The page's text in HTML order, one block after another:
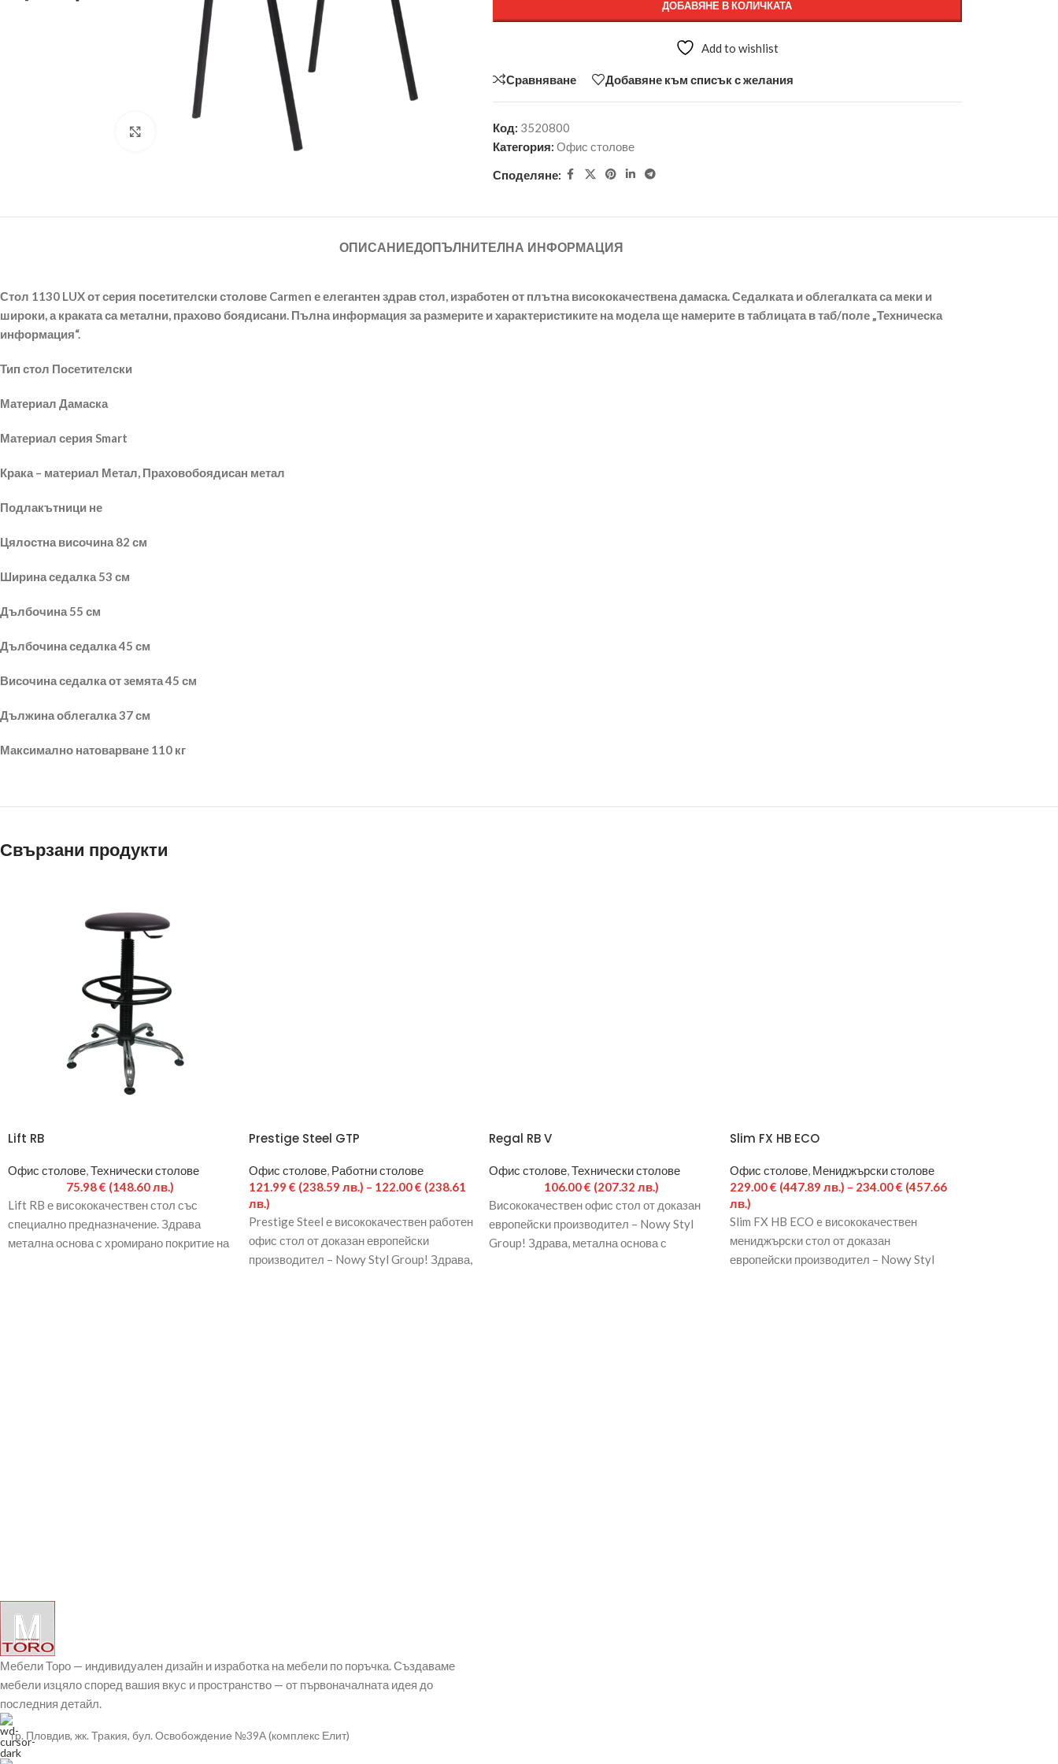
Щракнете за уголемяване
ДОБАВЯНЕ В КОЛИЧКАТА
Add to wishlist
Сравняване Добавяне към списък с желания
Код: 3520800
Категория: Офис столове
Споделяне:
ОПИСАНИЕДОПЪЛНИТЕЛНА ИНФОРМАЦИЯ
Стол 1130 LUX от серия посетителски столове Carmen е елегантен здрав стол, изработен от плътна висококачествена дамаска. Седалката и облегалката са меки и
широки, а краката са метални, прахово боядисани. Пълна информация за размерите и характеристиките на модела ще намерите в таблицата в таб/поле „Техническа
информация“.
Тип стол Посетителски
Материал Дамаска
Материал серия Smart
Крака – материал Метал, Праховобоядисан метал
Подлакътници не
Цялостна височина 82 см
Ширина седалка 53 см
Дълбочина 55 см
Дълбочина седалка 45 см
Височина седалка от земята 45 см
Дължина облегалка 37 см
Максимално натоварване 110 кг
Свързани продукти
Lift RB
Офис столове,Технически столове
75.98€ (148.60 лв.)
Lift RB е висококачествен стол със
специално предназначение. Здрава
метална основа с хромирано покритие на
Prestige Steel GTP
Офис столове, Работни столове
121.99 € (238.59 лв.) – 122.00€ (238.61
лв.)
Prestige Steel е висококачествен работен
офис стол от доказан европейски
производител – Nowy Styl Group! Здрава,
Regal RB V
Офис столове,Технически столове
106.00€ (207.32 лв.)
Висококачествен офис стол от доказан
европейски производител – Nowy Styl
Group! Здрава, метална основа с
Slim FX HB ECO
Офис столове, Мениджърски столове
229.00€ (447.89 лв.) – 234.00€ (457.66
лв.)
Slim FX HB ECO e висококачествен
мениджърски стол от доказан
европейски производител – Nowy Styl
Мебели Торо — индивидуален дизайн и изработка на мебели по поръчка. Създаваме
мебели изцяло според вашия вкус и пространство — от първоначалната идея до
последния детайл.
гр. Пловдив, жк. Тракия, бул. Освобождение №39А (комплекс Елит)